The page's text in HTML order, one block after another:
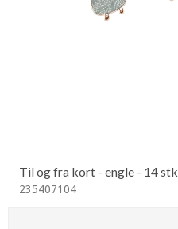
Til og fra kort - engle - 14 stk
235407104